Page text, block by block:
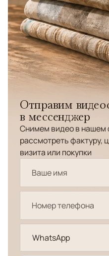
Отправим
в мессенджер
Снимем видео в нашем
рассмотреть фактуру,
визита или покупки
WhatsApp